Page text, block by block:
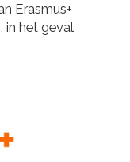
Erasmus+
in het geval